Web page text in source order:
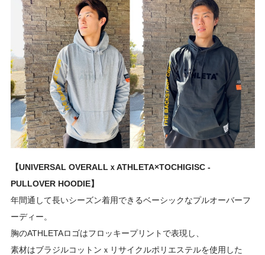
【UNIVERSAL OVERALLｘATHLETA×TOCHIGISC -
PULLOVER HOODIE】
年間通して長いシーズン着用できるベーシックなプルオーバーフ
ーディー。
胸のATHLETAロゴはフロッキープリントで表現し、
素材はブラジルコットンｘリサイクルポリエステルを使用した